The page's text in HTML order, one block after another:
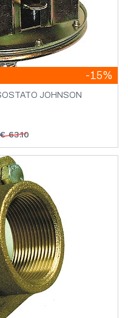
-15%
JOHNSON
€ 63.10